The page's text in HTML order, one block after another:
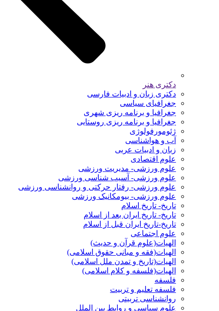
دکتری هنر
دکتری زبان و ادبیات فارسی
جغرافیای سیاسی
جغرافیا و برنامه ریزی شهری
جغرافیا و برنامه ریزی روستایی
ژئومورفولوژی
آب و هواشناسی
زبان و ادبیات عربی
علوم اقتصادی
علوم ورزشی- مدیریت ورزشی
علوم ورزشی- آسیب شناسی ورزشی
علوم ورزشی- رفتار حرکتی و روانشناسی ورزشی
علوم ورزشی- بیومکانیک ورزشی
تاریخ- تاریخ اسلام
تاریخ- تاریخ ایران بعد از اسلام
تاریخ-تاریخ ایران قبل از اسلام
علوم اجتماعی
الهیات(علوم قرآن و حدیث)
الهیات(فقه و مبانی حقوق اسلامی)
الهیات(تاریخ و تمدن ملل اسلامی)
الهیات(فلسفه و کلام اسلامی)
فلسفه
فلسفه تعلیم و تربیت
روانشناسی تربیتی
علوم سیاسی و روابط بین الملل